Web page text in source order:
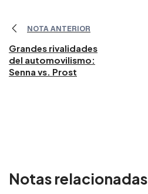
NOTA ANTERIOR
Grandes rivalidades
del automovilismo:
Senna vs. Prost
Notas relacionadas